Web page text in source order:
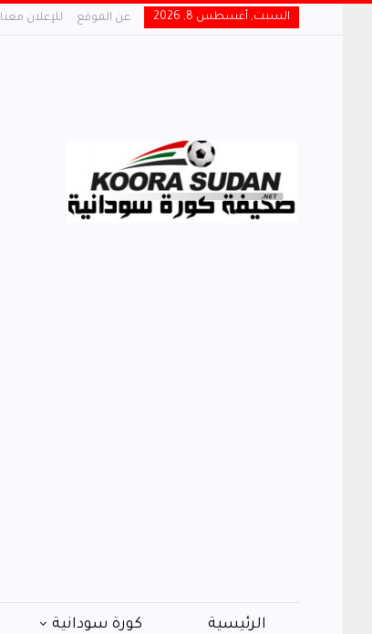
السبت, أغسطس 8, 2026 عن الموقع للإعلان معنا
الرئيسية كورة سودانية